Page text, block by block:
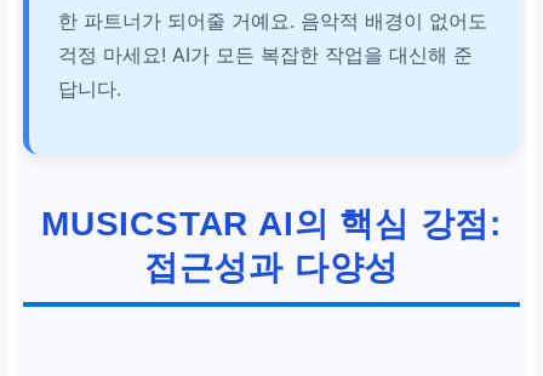
한 파트너가 되어줄 거예요. 음악적 배경이 없어도
걱정 마세요! AI가 모든 복잡한 작업을 대신해 준
답니다.
MUSICSTAR AI의 핵심 강점:
접근성과 다양성